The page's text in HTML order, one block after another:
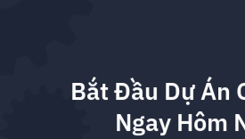
Bắt Đầu Dự Án
Ngay Hôm